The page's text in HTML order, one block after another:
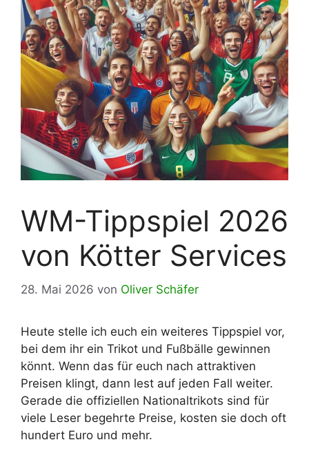
WM-Tippspiel 2026
von Kötter Services
28. Mai 2026 von Oliver Schäfer
Heute stelle ich euch ein weiteres Tippspiel vor,
bei dem ihr ein Trikot und Fußbälle gewinnen
könnt. Wenn das für euch nach attraktiven
Preisen klingt, dann lest auf jeden Fall weiter.
Gerade die offiziellen Nationaltrikots sind für
viele Leser begehrte Preise, kosten sie doch oft
hundert Euro und mehr.